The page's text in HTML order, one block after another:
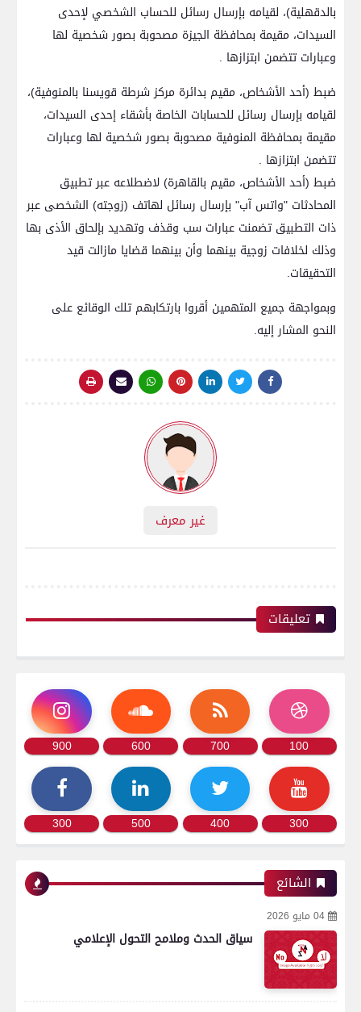
بالدقهلية)، لقيامه بإرسال رسائل للحساب الشخصي لإحدى
السيدات، مقيمة بمحافظة الجيزة مصحوبة بصور شخصية لها
وعبارات تتضمن ابتزازها .
ضبط (أحد الأشخاص، مقيم بدائرة مركز شرطة قويسنا بالمنوفية)،
لقيامه بإرسال رسائل للحسابات الخاصة بأشقاء إحدى السيدات،
مقيمة بمحافظة المنوفية مصحوبة بصور شخصية لها وعبارات
تتضمن ابتزازها .
ضبط (أحد الأشخاص، مقيم بالقاهرة) لاضطلاعه عبر تطبيق
المحادثات "واتس آب" بإرسال رسائل لهاتف (زوجته) الشخصى عبر
ذات التطبيق تضمنت عبارات سب وقذف وتهديد بإلحاق الأذى بها
وذلك لخلافات زوجية بينهما وأن بينهما قضايا مازالت قيد
التحقيقات.
وبمواجهة جميع المتهمين أقروا بارتكابهم تلك الوقائع على
النحو المشار إليه.
غير معرف
تعليقات
100
700
600
900
300
400
500
300
الشائع
04 مايو 2026
سياق الحدث وملامح التحول الإعلامي